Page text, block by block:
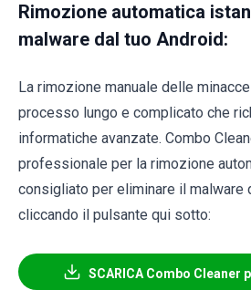
Rimozione automatica
malware dal tuo Android:
La rimozione manuale delle
processo lungo e complicato che
informatiche avanzate. Combo
professionale per la rimozione
consigliato per eliminare il malware
cliccando il pulsante qui sotto:
SCARICA Combo Cleaner